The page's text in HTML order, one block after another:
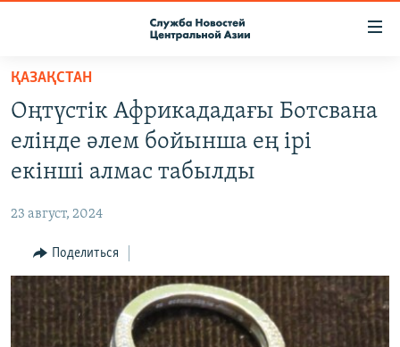
Вернуться
основному
содержанию
Вернутся
главной
навигации
Вернутся
поиску
ПОДПИСКА
КОНТАКТЫ
НАСТОЯЩЕЕ ВРЕМЯ
МИГРАНТ МЕДИА
ҚАЗАҚСТАН
Оңтүстік Африкададағы Ботсвана
елінде әлем бойынша ең ірі
екінші алмас табылды
23 август, 2024
Поделиться